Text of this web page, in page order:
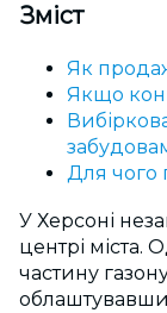
Зміст
Як
Якщо
Для чого
У Херсоні
центрі міста.
частину